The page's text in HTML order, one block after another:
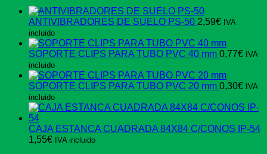
ANTIVIBRADORES DE SUELO PS-50 2,59€ IVA
incluido
SOPORTE CLIPS PARA TUBO PVC 40 mm 0,77€ IVA
incluido
SOPORTE CLIPS PARA TUBO PVC 20 mm 0,30€ IVA
incluido
CAJA ESTANCA CUADRADA 84X84 C/CONOS IP-54
1,55€ IVA incluido